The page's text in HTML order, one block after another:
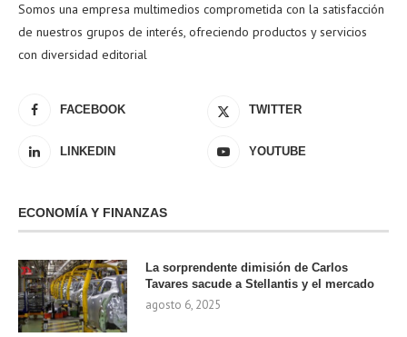
Somos una empresa multimedios comprometida con la satisfacción
de nuestros grupos de interés, ofreciendo productos y servicios
con diversidad editorial
FACEBOOK TWITTER
LINKEDIN YOUTUBE
ECONOMÍA Y FINANZAS
La sorprendente dimisión de Carlos
Tavares sacude a Stellantis y el mercado
agosto 6, 2025